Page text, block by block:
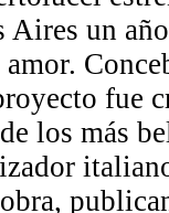
un
fue
los más